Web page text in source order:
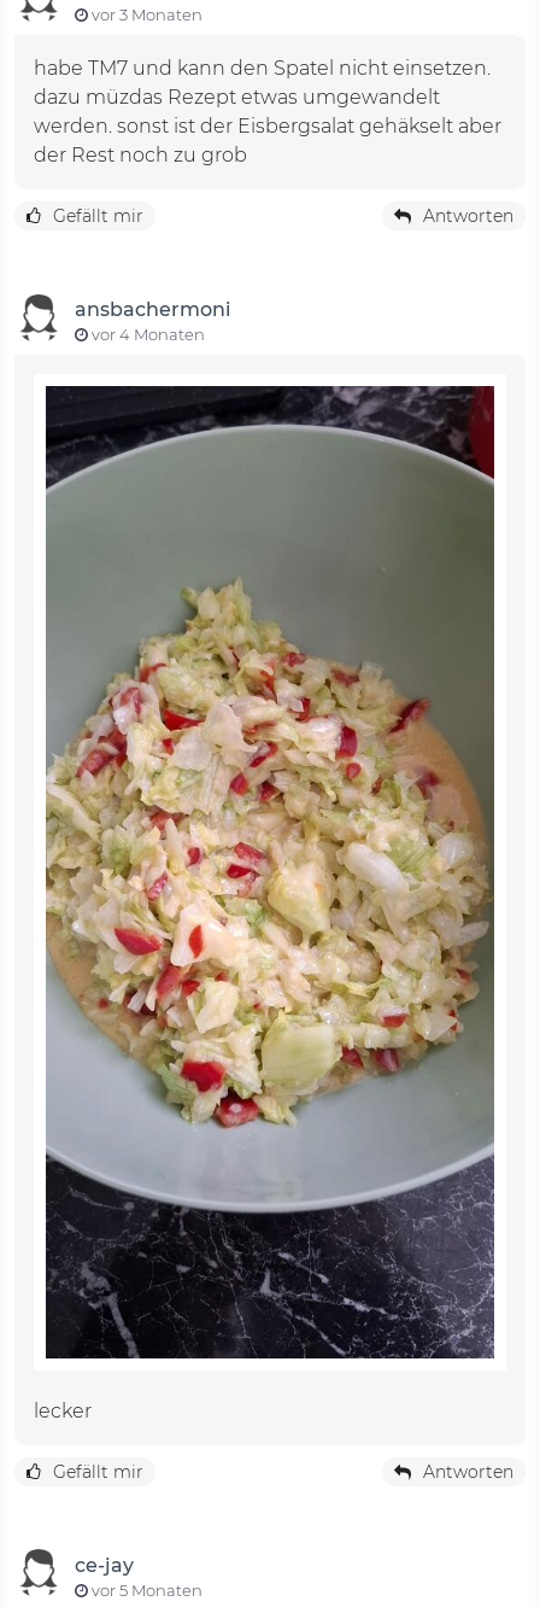
vor 3 Monaten
habe TM7 und kann den Spatel nicht einsetzen.
dazu müzdas Rezept etwas umgewandelt
werden. sonst ist der Eisbergsalat gehäkselt aber
der Rest noch zu grob
Gefällt mir Antworten
ansbachermoni
vor 4 Monaten
lecker
Gefällt mir Antworten
ce-jay
vor 5 Monaten